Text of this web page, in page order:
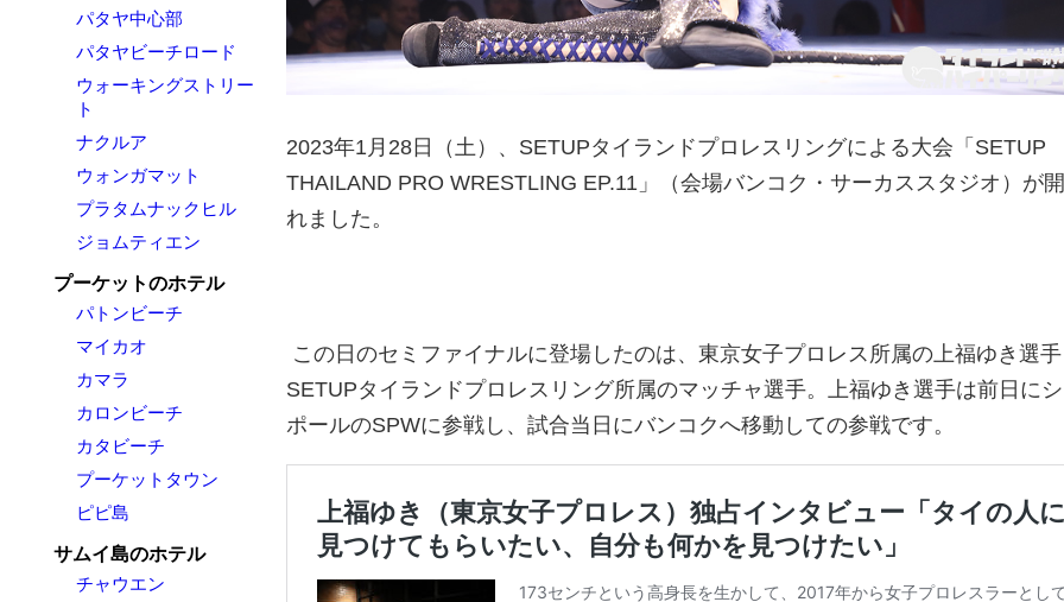
パタヤ中心部
パタヤビーチロード
ウォーキングストリー
ト
ナクルア
ウォンガマット
プラタムナックヒル
ジョムティエン
プーケットのホテル
パトンビーチ
マイカオ
カマラ
カロンビーチ
カタビーチ
プーケットタウン
ピピ島
サムイ島のホテル
チャウエン
2023年1月28日（土）、SETUPタイランドプロレスリングによる大会「SETUP
THAILAND PRO WRESTLING EP.11」（会場バンコク・サーカススタジオ）が
れました。
この日のセミファイナルに登場したのは、東京女子プロレス所属の上福ゆき選
SETUPタイランドプロレスリング所属のマッチャ選手。上福ゆき選手は前日に
ポールのSPWに参戦し、試合当日にバンコクへ移動しての参戦です。